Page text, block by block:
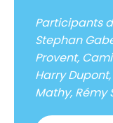
Participants
Stephan
Provent,
Harry
Mathy, Rémy